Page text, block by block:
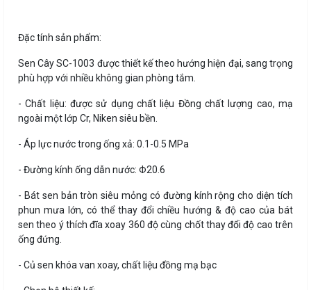
Đặc tính sản phẩm:
Sen Cây SC-1003 được thiết kế theo hướng hiện đại, sang trọng
phù hợp với nhiều không gian phòng tắm.
- Chất liệu: được sử dụng chất liệu Đồng chất lượng cao, mạ
ngoài một lớp Cr, Niken siêu bền.
- Áp lực nước trong ống xả: 0.1-0.5 MPa
- Đường kính ống dẫn nước: Φ20.6
- Bát sen bản tròn siêu mỏng có đường kính rộng cho diện tích
phun mưa lớn, có thể thay đổi chiều hướng & độ cao của bát
sen theo ý thích đĩa xoay 360 độ cùng chốt thay đổi độ cao trên
ống đứng.
- Củ sen khóa van xoay, chất liệu đồng mạ bạc